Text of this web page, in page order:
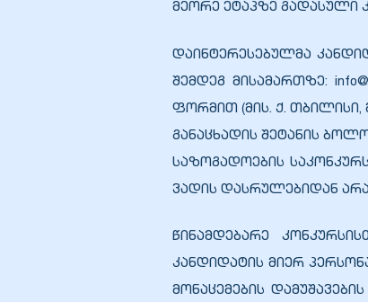
მეორე ეტაპზე გადასული
დაინტერესებულმა
შემდეგ მისამართზე:
ფორმით (მის. ქ. თბილისი,
განაცხადის შეტანის
საზოგადოების
ვადის დასრულებიდან
წინამდებარე
კანდიდატის მიერ
მონაცემების